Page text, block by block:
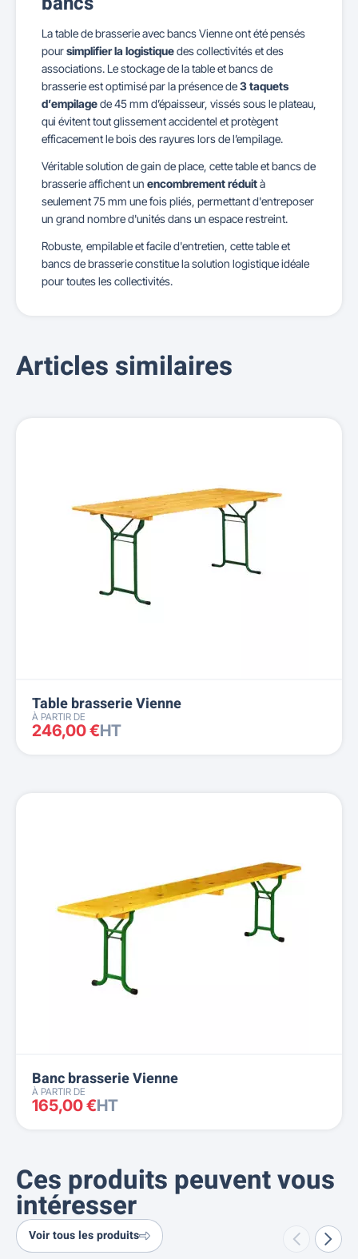
La table de brasserie avec bancs Vienne ont été pensés
poursimplifier la logistiquedes collectivités et des
associations. Le stockage de la table et bancs de
brasserie est optimisé par la présence de3 taquets
d’empilagede 45 mm d’épaisseur, vissés sous le plateau,
qui évitent tout glissement accidentel et protègent
efficacement le bois des rayures lors de l’empilage.
Véritable solution de gain de place, cette table et bancs de
brasserie affichent un encombrement réduità
seulement 75 mm une fois pliés, permettant d'entreposer
un grand nombre d'unités dans un espace restreint.
Robuste, empilable et facile d'entretien, cette table et
bancs de brasserie constitue la solution logistique idéale
pour toutes les collectivités.
Articles similaires
Table brasserie Vienne
À PARTIR DE
246,00 €HT
Banc brasserie Vienne
À PARTIR DE
165,00 €HT
Ces produits peuvent vous
intéresser
Voir tous les produits